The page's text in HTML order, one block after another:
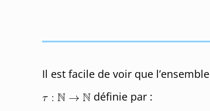
Il est facile de voir que l’ensemble
définie par :